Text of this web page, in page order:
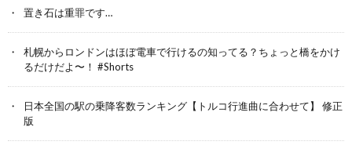
置き石は重罪です…
札幌からロンドンはほぼ電車で行けるの知ってる？ちょっと橋をかけ
るだけだよ〜！ #Shorts
日本全国の駅の乗降客数ランキング【トルコ行進曲に合わせて】 修正
版